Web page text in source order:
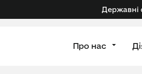
Державні
Про нас